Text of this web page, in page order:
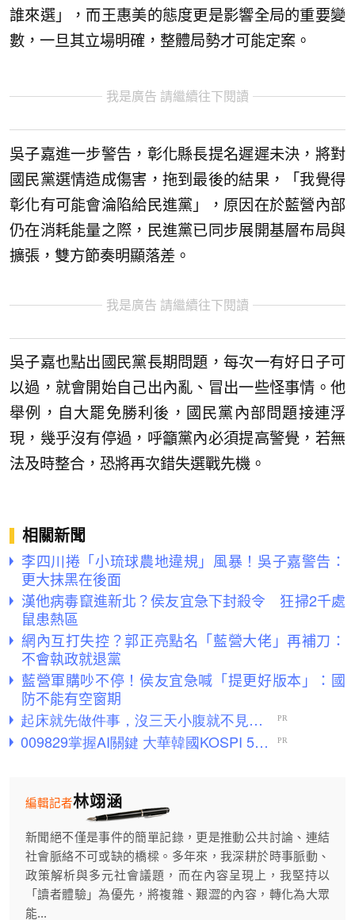
誰來選」，而王惠美的態度更是影響全局的重要變
數，一旦其立場明確，整體局勢才可能定案。
我是廣告 請繼續往下閱讀
吳子嘉進一步警告，彰化縣長提名遲遲未決，將對
國民黨選情造成傷害，拖到最後的結果，「我覺得
彰化有可能會淪陷給民進黨」，原因在於藍營內部
仍在消耗能量之際，民進黨已同步展開基層布局與
擴張，雙方節奏明顯落差。
我是廣告 請繼續往下閱讀
吳子嘉也點出國民黨長期問題，每次一有好日子可
以過，就會開始自己出內亂、冒出一些怪事情。他
舉例，自大罷免勝利後，國民黨內部問題接連浮
現，幾乎沒有停過，呼籲黨內必須提高警覺，若無
法及時整合，恐將再次錯失選戰先機。
相關新聞
李四川捲「小琉球農地違規」風暴！吳子嘉警告：
更大抹黑在後面
漢他病毒竄進新北？侯友宜急下封殺令 狂掃2千處
鼠患熱區
網內互打失控？郭正亮點名「藍營大佬」再補刀：
不會執政就退黨
藍營軍購吵不停！侯友宜急喊「提更好版本」：國
防不能有空窗期
林翊涵
編輯記者
新聞絕不僅是事件的簡單記錄，更是推動公共討論、連結
社會脈絡不可或缺的橋樑。多年來，我深耕於時事脈動、
政策解析與多元社會議題，而在內容呈現上，我堅持以
「讀者體驗」為優先，將複雜、艱澀的內容，轉化為大眾
能...